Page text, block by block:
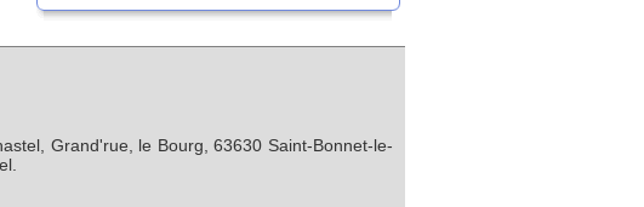
Grand'rue, le Bourg, 63630 Saint-Bonnet-le-